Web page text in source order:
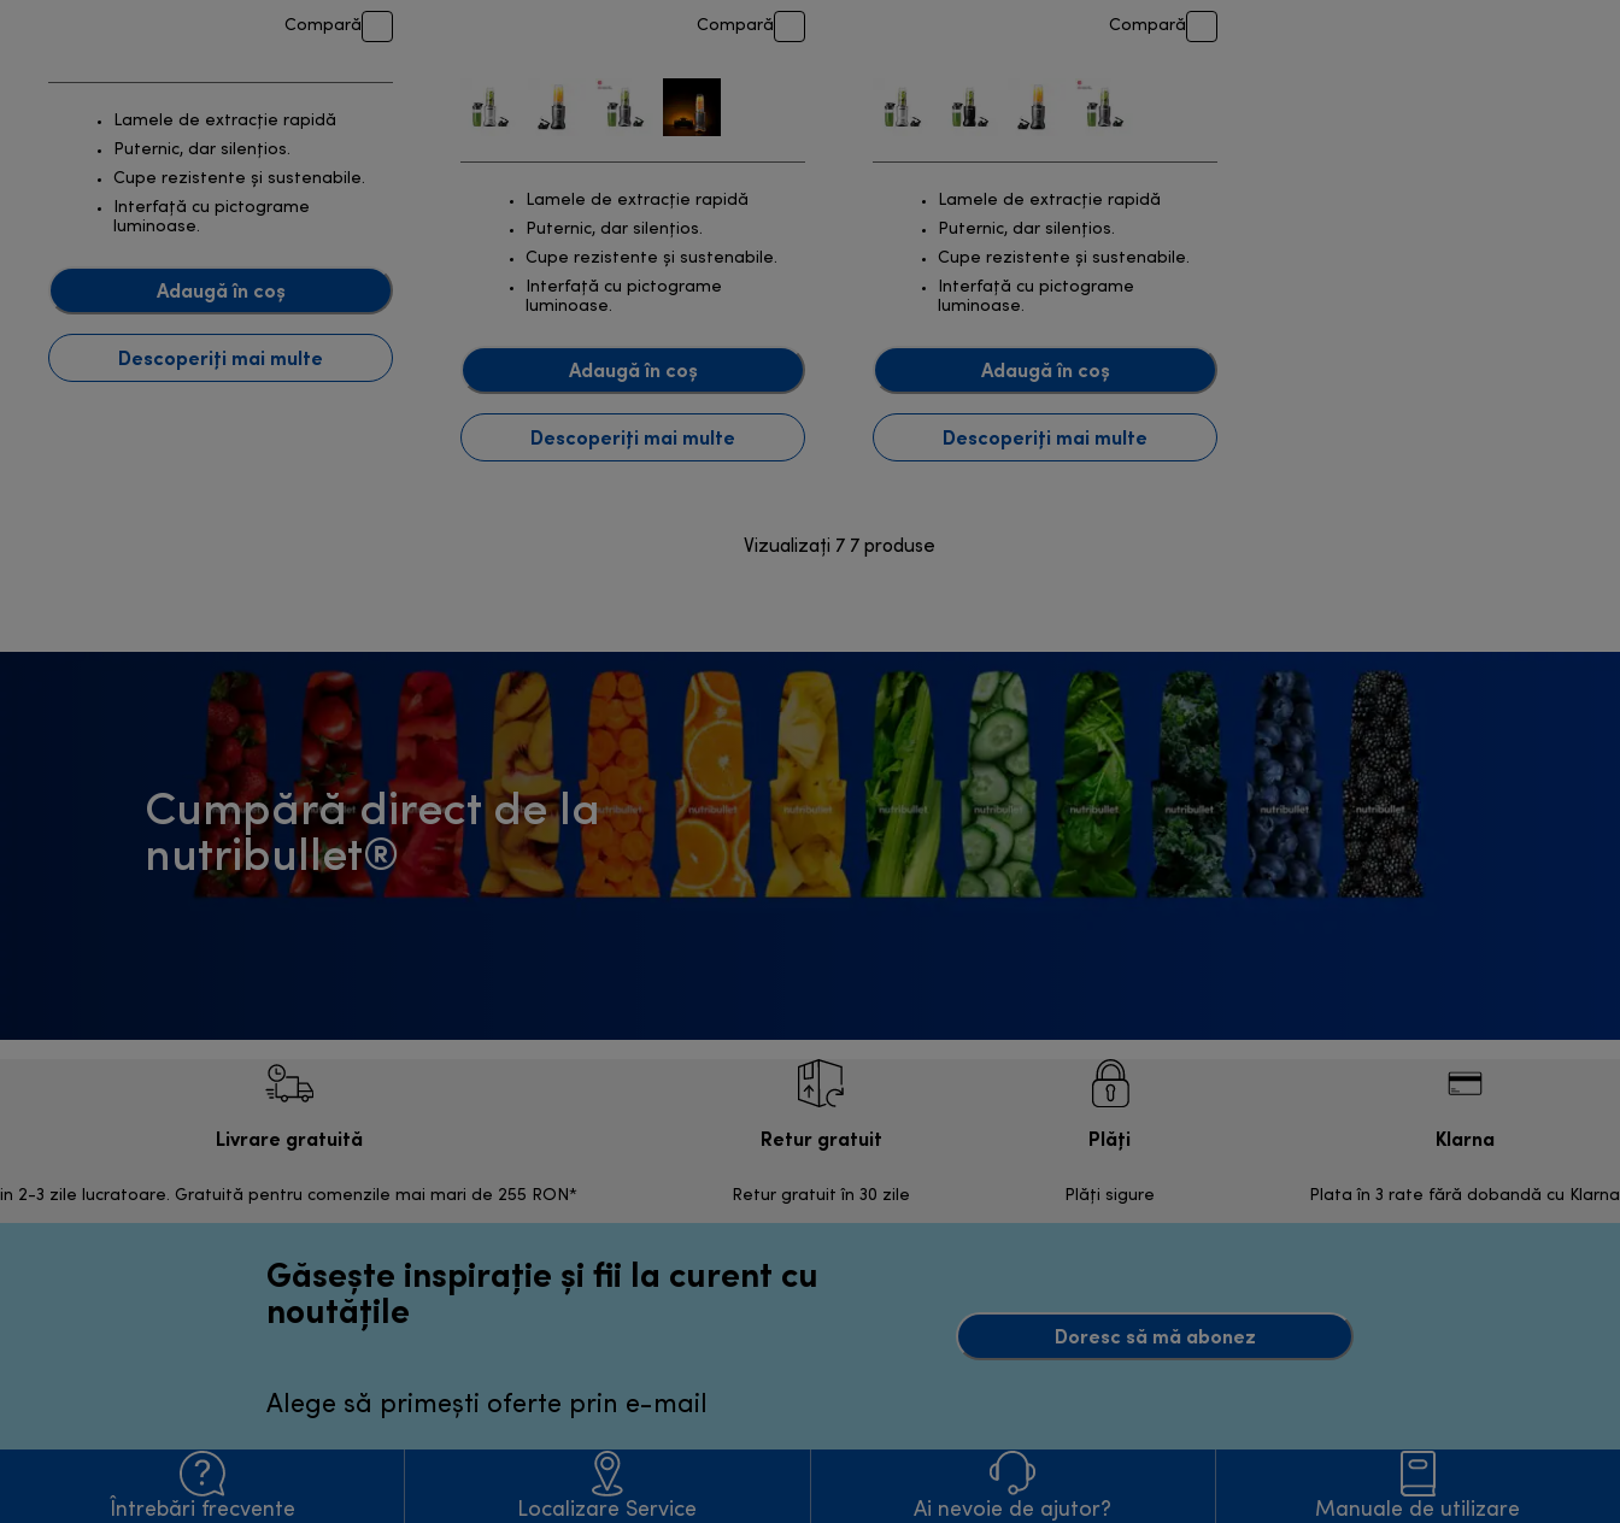
Compară
Lamele de extracție rapidă
Puternic, dar silențios.
Cupe rezistente și sustenabile.
Interfață cu pictograme
luminoase.
Adaugă în coș
Descoperiți mai multe
Compară
Lamele de extracție rapidă
Puternic, dar silențios.
Cupe rezistente și sustenabile.
Interfață cu pictograme
luminoase.
Adaugă în coș
Descoperiți mai multe
Compară
Lamele de extracție rapidă
Puternic, dar silențios.
Cupe rezistente și sustenabile.
Interfață cu pictograme
luminoase.
Adaugă în coș
Descoperiți mai multe
Vizualizați 7 7 produse
Cumpără direct de la
nutribullet®
Livrare gratuită
in 2-3 zile lucratoare. Gratuită pentru comenzile mai mari de 255 RON*
Retur gratuit
Retur gratuit în 30 zile
Plăți
Plăți sigure
Klarna
Plata în 3 rate fără dobandă cu Klarna
Găsește inspirație și fii la curent cu
noutățile
Alege să primești oferte prin e-mail
Doresc să mă abonez
Întrebări frecvente Localizare Service Ai nevoie de ajutor? Manuale de utilizare